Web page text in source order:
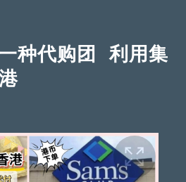
种代购团 利用集